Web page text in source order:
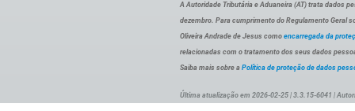
A Autoridade Tributária e Aduaneira (AT) trata dados
dezembro. Para cumprimento do Regulamento Geral
Oliveira Andrade de Jesus como encarregada da
relacionadas com o tratamento dos seus dados
Saiba mais sobre a Política de proteção de dados
Última atualização em 2026-02-25 | 3.3.15-6041 |